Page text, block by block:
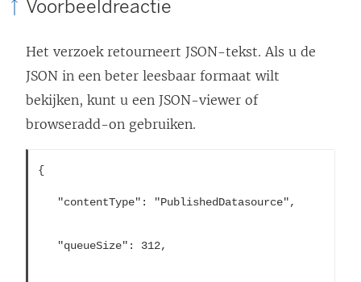
Voorbeeldreactie
Het verzoek retourneert JSON-tekst. Als u de
JSON in een beter leesbaar formaat wilt
bekijken, kunt u een JSON-viewer of
browseradd-on gebruiken.
{
   "contentType": "PublishedDatasource",
   "queueSize": 312,